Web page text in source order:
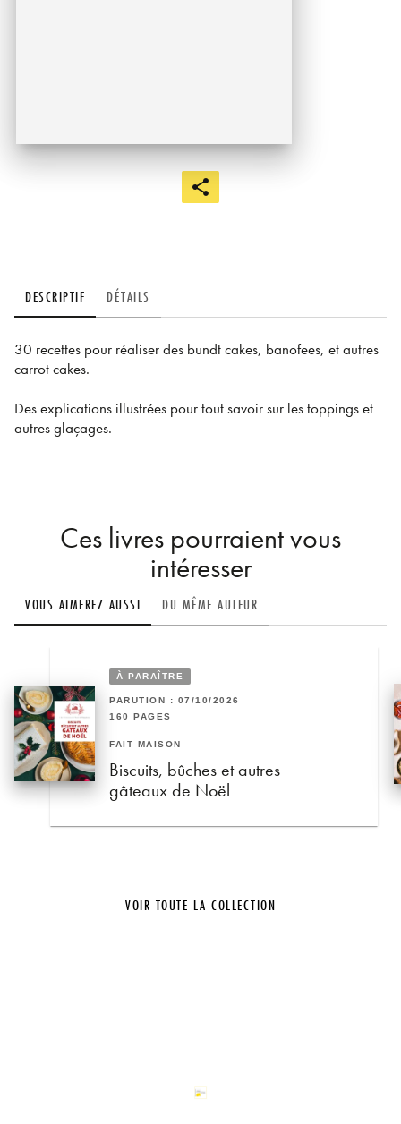
DESCRIPTIF DÉTAILS
30 recettes pour réaliser des bundt cakes, banofees, et autres
carrot cakes.
Des explications illustrées pour tout savoir sur les toppings et
autres glaçages.
Ces livres pourraient vous
intéresser
VOUS AIMEREZ AUSSI DU MÊME AUTEUR
À PARAÎTRE
PARUTION : 07/10/2026
160 PAGES
FAIT MAISON
Biscuits, bûches et autres
gâteaux de Noël
VOIR TOUTE LA COLLECTION